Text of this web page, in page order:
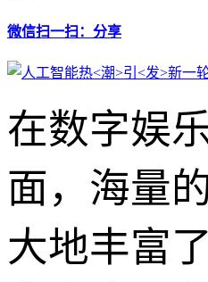
微信扫一扫：分享
在数字娱
面，海量
大地丰富